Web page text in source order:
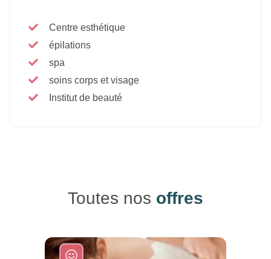
Centre esthétique
épilations
spa
soins corps et visage
Institut de beauté
Toutes nos offres